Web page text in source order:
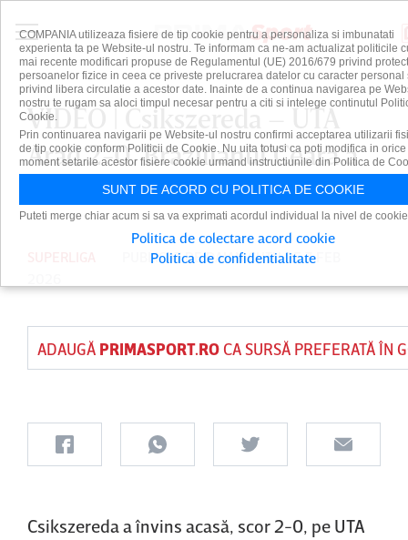
VIDEO | Csikszereda – UTA
Arad 2-0. Brazilianul Ceara a
fost one-man show
PUBLICAT DEDAIAN CUTUPE 7 FEB
ADAUGĂ PRIMASPORT.ROCA SURSĂ PREFERATĂ ÎN
Csikszereda a învins acasă, scor 2-0, pe UTA
COMPANIA utilizeaza fisiere de tip cookie pentru a personaliza si imbunatati
experienta ta pe Website-ul nostru. Te informam ca ne-am actualizat politicile
mai recente modificari propuse de Regulamentul (UE) 2016/679 privind
persoanelor fizice in ceea ce priveste prelucrarea datelor cu caracter personal
privind libera circulatie a acestor date. Inainte de a continua navigarea pe
nostru te rugam sa aloci timpul necesar pentru a citi si intelege continutul
Cookie.
Prin continuarea navigarii pe Website-ul nostru confirmi acceptarea utilizarii
de tip cookie conform Politicii de Cookie. Nu uita totusi ca poti modifica in orice
moment setarile acestor fisiere cookie urmand instructiunile din Politica de
SUNT DE ACORD CU POLITICA DE COOKIE
Puteti merge chiar acum si sa va exprimati acordul individual la nivel de
Politica de colectare acord cookie
Politica de confidentialitate